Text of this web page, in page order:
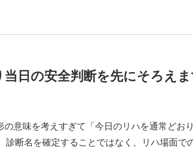
日の安全判断を先にそろえ
意味を考えすぎて「今日のリハを通常どお
断名を確定することではなく、リハ場面